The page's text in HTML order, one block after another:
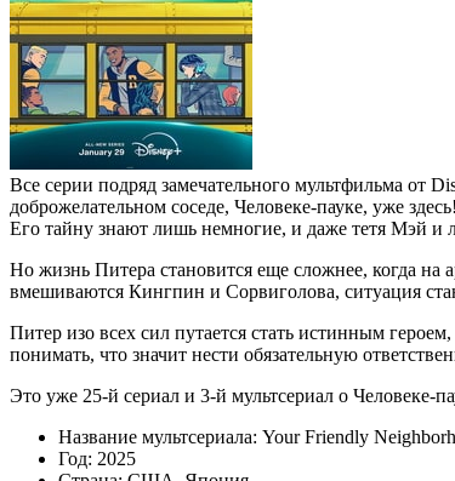
Все серии подряд замечательного мультфильма от
доброжелательном соседе, Человеке-пауке, уже
Его тайну знают лишь немногие, и даже тетя Мэй и
Но жизнь Питера становится еще сложнее, когда
вмешиваются Кингпин и Сорвиголова, ситуация
Питер изо всех сил путается стать истинным
понимать, что значит нести обязательную
Это уже 25-й сериал и 3-й мультсериал о Человеке-
Название мультсериала: Your Friendly
Год: 2025